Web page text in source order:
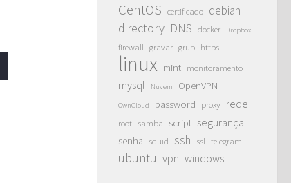
CentOS certificado debian
directory DNS docker Dropbox
firewall gravar grub https
linux mint monitoramento
mysql Nuvem OpenVPN
OwnCloud password proxy rede
root samba script segurança
senha squid ssh ssl telegram
ubuntu vpn windows